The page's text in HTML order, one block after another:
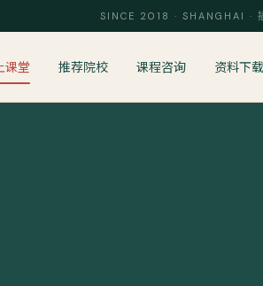
SINCE 2018 · SHANGHAI ·
课堂 推荐院校 课程咨询 资料下载